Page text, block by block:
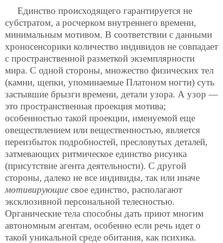
Единство происходящего гарантируется не
субстратом, а росчерком внутреннего времени,
минимальным мотивом. В соответствии с данными
хроносенсорики количество индивидов не совпадает
с пространственной разметкой экземплярности
мира. С одной стороны, множество физических тел
(камни, щепки, упоминаемые Платоном ногти) суть
застывшие брызги времени, детали узора. А узор —
это пространственная проекция мотива;
особенностью такой проекции, именуемой еще
овеществлением или вещественностью, является
переизбыток подробностей, пресловутых деталей,
затмевающих ритмическое единство рисунка
(присутствие агента деятельности). С другой
стороны, далеко не все индивиды, так или иначе
мотивирующие свое единство, располагают
эксклюзивной персональной телесностью.
Органические тела способны дать приют многим
автономным агентам, особенно если речь идет о
такой уникальной среде обитания, как психика.